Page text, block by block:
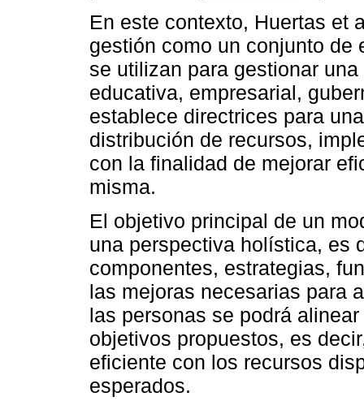
En este contexto, Huertas et
gestión como un conjunto de
se utilizan para gestionar
educativa, empresarial,
establece directrices para
distribución de recursos,
con la finalidad de mejorar
misma.
El objetivo principal de un
una perspectiva holística, es
componentes, estrategias,
las mejoras necesarias para
las personas se podrá
objetivos propuestos, es
eficiente con los recursos
esperados.